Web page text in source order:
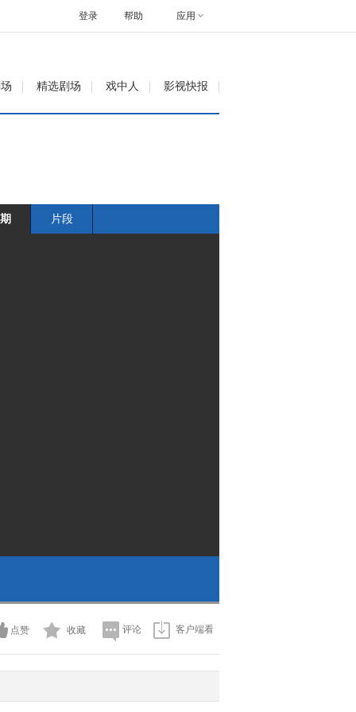
帮助 应用
登录
精选剧场 戏中人 影视快报
片段
点赞 收藏 评论 客户端看